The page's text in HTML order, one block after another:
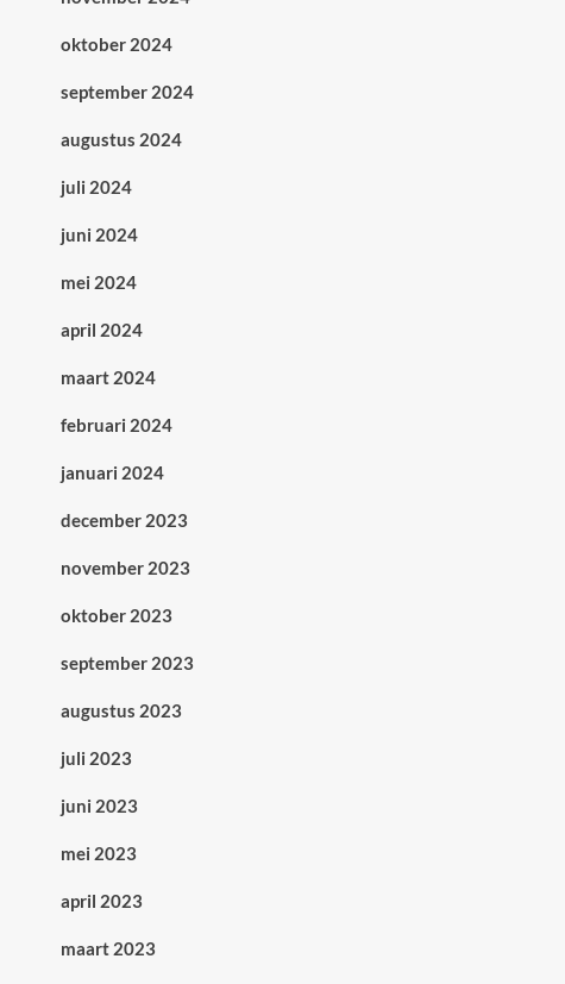
oktober 2024
september 2024
augustus 2024
juli 2024
juni 2024
mei 2024
april 2024
maart 2024
februari 2024
januari 2024
december 2023
november 2023
oktober 2023
september 2023
augustus 2023
juli 2023
juni 2023
mei 2023
april 2023
maart 2023